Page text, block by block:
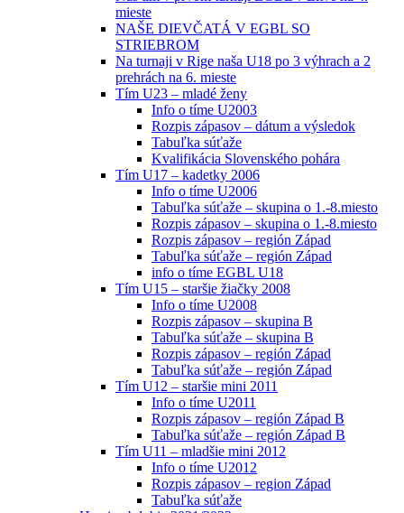
mieste
NAŠE DIEVČATÁ V EGBL SO
STRIEBROM
Na turnaji v Rige naša U18 po 3 výhrach a 2
prehrách na 6. mieste
Tím U23 – mladé ženy
Info o tíme U2003
Rozpis zápasov – dátum a výsledok
Tabuľka súťaže
Kvalifikácia Slovenského pohára
Tím U17 – kadetky 2006
Info o tíme U2006
Tabuľka súťaže – skupina o 1.-8.miesto
Rozpis zápasov – skupina o 1.-8.miesto
Rozpis zápasov – región Západ
Tabuľka súťaže – región Západ
info o tíme EGBL U18
Tím U15 – staršie žiačky 2008
Info o tíme U2008
Rozpis zápasov – skupina B
Tabuľka súťaže – skupina B
Rozpis zápasov – región Západ
Tabuľka súťaže – región Západ
Tím U12 – staršie mini 2011
Info o tíme U2011
Rozpis zápasov – región Západ B
Tabuľka súťaže – región Západ B
Tím U11 – mladšie mini 2012
Info o tíme U2012
Rozpis zápasov – region Západ
Tabuľka súťaže